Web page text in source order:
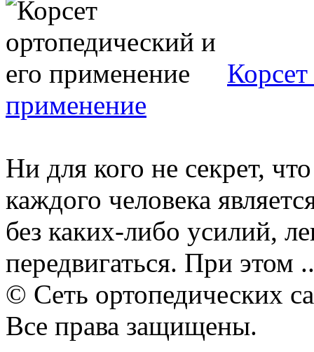
применение
Ни для кого не секрет,
каждого человека
без каких-либо усилий,
передвигаться. При этом
© Сеть ортопедических
Все права защищены.